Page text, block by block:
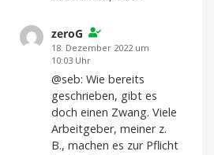
zeroG
18. Dezember 2022 um
10:03 Uhr
@seb: Wie bereits
geschrieben, gibt es
doch einen Zwang. Viele
Arbeitgeber, meiner z.
B., machen es zur Pflicht